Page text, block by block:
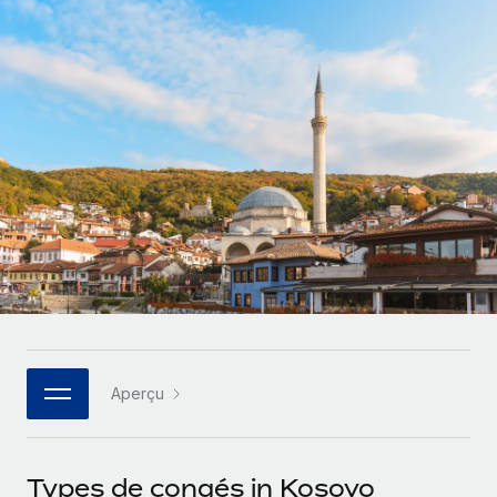
Gestion des freelances
Intégrez et gérez vos freelances partout dans le monde
PEO
Sous-traitez les opérations complexes liées à l’emploi
INFRASTRUCTURE
Intégration Remote
Intégrez vos RH aux flux de travail en toute simplicité
Plateforme
Des fonctions RH clés intégrées pour votre équipe
Connectez n'importe quel outil d’IA à Remote grâce à
notre MCP
Rationalisez vos processus avec des outils essentiels
Comparer Remote
Examinez notre service par rapport aux autres
CROISSANCE
Start-ups
Des solutions agiles et internationales pour les RH et la
paie des entreprises en pleine croissance
Entreprises intermédiaires
Développez vos équipes avec des solutions RH sur
mesure
Entreprise
Les RH à l’international pour les grandes entreprises
Partenaires stratégiques de la tech
pays
Calculateur de paiement des freelances
Découvrez les devises disponibles et les vitesses de
paiement pour vos freelances internationaux
APPRENDRE AVEC REMOTE
Recherche et guides
Études de cas
Checklists et modèles
Descriptions de postes
Nederlands
Français
Español
Italiano
Português (Portugal)
日本語
한국어
Connexion
Aperçu
Types de congés in Kosovo